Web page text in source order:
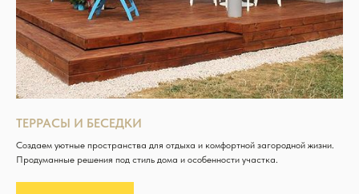
ТЕРРАСЫ И БЕСЕДКИ
Создаем уютные пространства для отдыха и комфортной загородной жизни.
Продуманные решения под стиль дома и особенности участка.